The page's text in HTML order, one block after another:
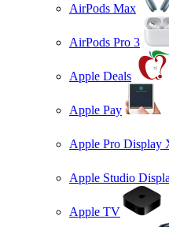
AirPods Max
AirPods Pro 3
Apple Deals
Apple Pay
Apple Pro Display
Apple Studio
Apple TV